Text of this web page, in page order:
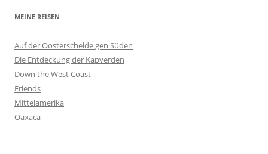
MEINE REISEN
Auf der Oosterschelde gen Süden
Die Entdeckung der Kapverden
Down the West Coast
Friends
Mittelamerika
Oaxaca